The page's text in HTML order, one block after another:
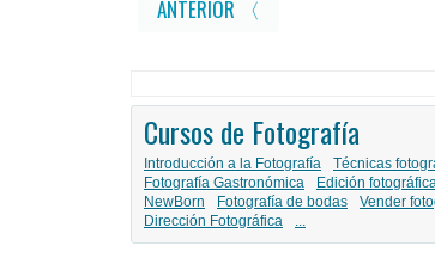
ANTERIOR 〈
Cursos de Fotografía
Introducción a la Fotografía Técnicas
Fotografía Gastronómica
Edición
NewBorn
Fotografía de bodas Vender
Dirección Fotográfica
...